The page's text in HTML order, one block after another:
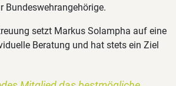
Bundeswehrangehörige.
setzt Markus Solampha auf eine
Beratung und hat stets ein Ziel